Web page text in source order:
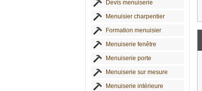
Devis menuiserie
Menuisier charpentier
Formation menuisier
Menuiserie fenêtre
Menuiserie porte
Menuiserie sur mesure
Menuiserie intérieure